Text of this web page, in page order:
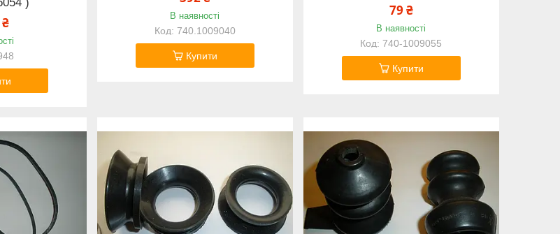
)
В наявності
740.1009040
Купити
79 ₴
В наявності
740-1009055
Купити